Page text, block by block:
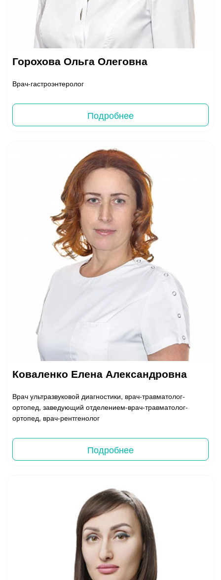
Горохова Ольга Олеговна
Врач-гастроэнтеролог
Подробнее
Коваленко Елена Александровна
Врач ультразвуковой диагностики, врач-травматолог-
ортопед, заведующий отделением-врач-травматолог-
ортопед, врач-рентгенолог
Подробнее